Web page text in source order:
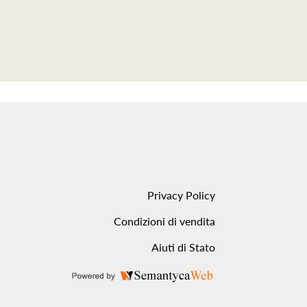
Privacy Policy
Condizioni di vendita
Aiuti di Stato